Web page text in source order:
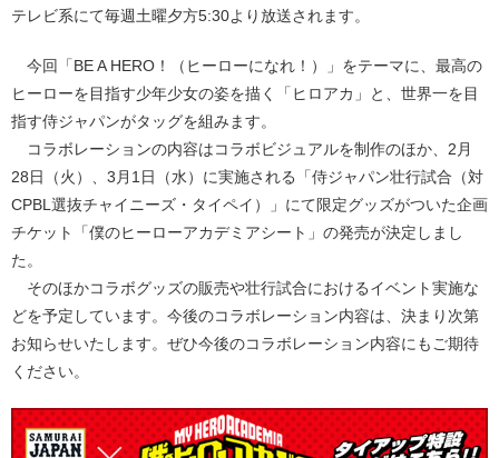
テレビ系にて毎週土曜夕方5:30より放送されます。
今回「BE A HERO！（ヒーローになれ！）」をテーマに、最高の
ヒーローを目指す少年少女の姿を描く「ヒロアカ」と、世界一を目
指す侍ジャパンがタッグを組みます。
コラボレーションの内容はコラボビジュアルを制作のほか、2月
28日（火）、3月1日（水）に実施される「侍ジャパン壮行試合（対
CPBL選抜チャイニーズ・タイペイ）」にて限定グッズがついた企画
チケット「僕のヒーローアカデミアシート」の発売が決定しまし
た。
そのほかコラボグッズの販売や壮行試合におけるイベント実施な
どを予定しています。今後のコラボレーション内容は、決まり次第
お知らせいたします。ぜひ今後のコラボレーション内容にもご期待
ください。